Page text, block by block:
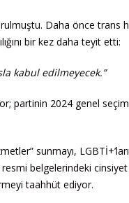
Daha önce trans
bir kez daha teyit etti:
kabul edilmeyecek.”
partinin 2024 genel
sunmayı,
resmi belgelerindeki
taahhüt ediyor.